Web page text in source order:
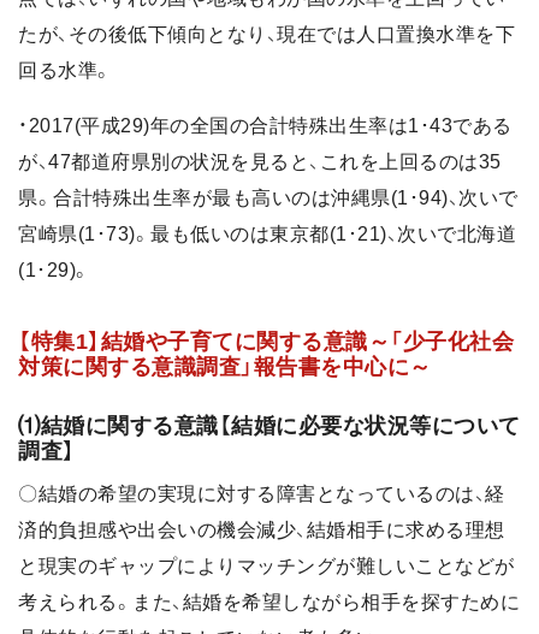
たが、その後低下傾向となり、現在では人口置換水準を下
回る水準。
・2017(平成29)年の全国の合計特殊出生率は1･43である
が、47都道府県別の状況を見ると、これを上回るのは35
県。合計特殊出生率が最も高いのは沖縄県(1･94)、次いで
宮崎県(1･73)。最も低いのは東京都(1･21)、次いで北海道
(1･29)。
【特集1】結婚や子育てに関する意識～「少子化社会
対策に関する意識調査」報告書を中心に～
⑴結婚に関する意識【結婚に必要な状況等について
調査】
〇結婚の希望の実現に対する障害となっているのは、経
済的負担感や出会いの機会減少、結婚相手に求める理想
と現実のギャップによりマッチングが難しいことなどが
考えられる。また、結婚を希望しながら相手を探すために